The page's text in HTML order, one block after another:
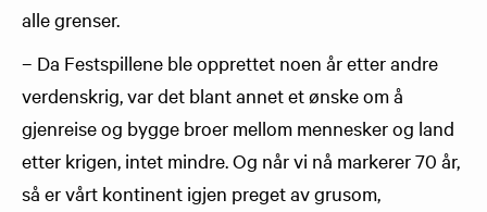
alle grenser.
– Da Festspillene ble opprettet noen år etter andre
verdenskrig, var det blant annet et ønske om å
gjenreise og bygge broer mellom mennesker og land
etter krigen, intet mindre. Og når vi nå markerer 70 år,
så er vårt kontinent igjen preget av grusom,